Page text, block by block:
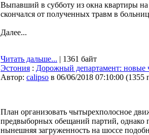
Выпавший в субботу из окна квартиры
скончался от полученных травм в
Далее...
Читать дальше... | 1361 байт
Эстония : Дорожный департамент:
Автор: calipso в 06/06/2018 07:10:00 (1355
План организовать чытырехполосное
предвыборных обещаний партий, однако
нынешняя загруженность на шоссе